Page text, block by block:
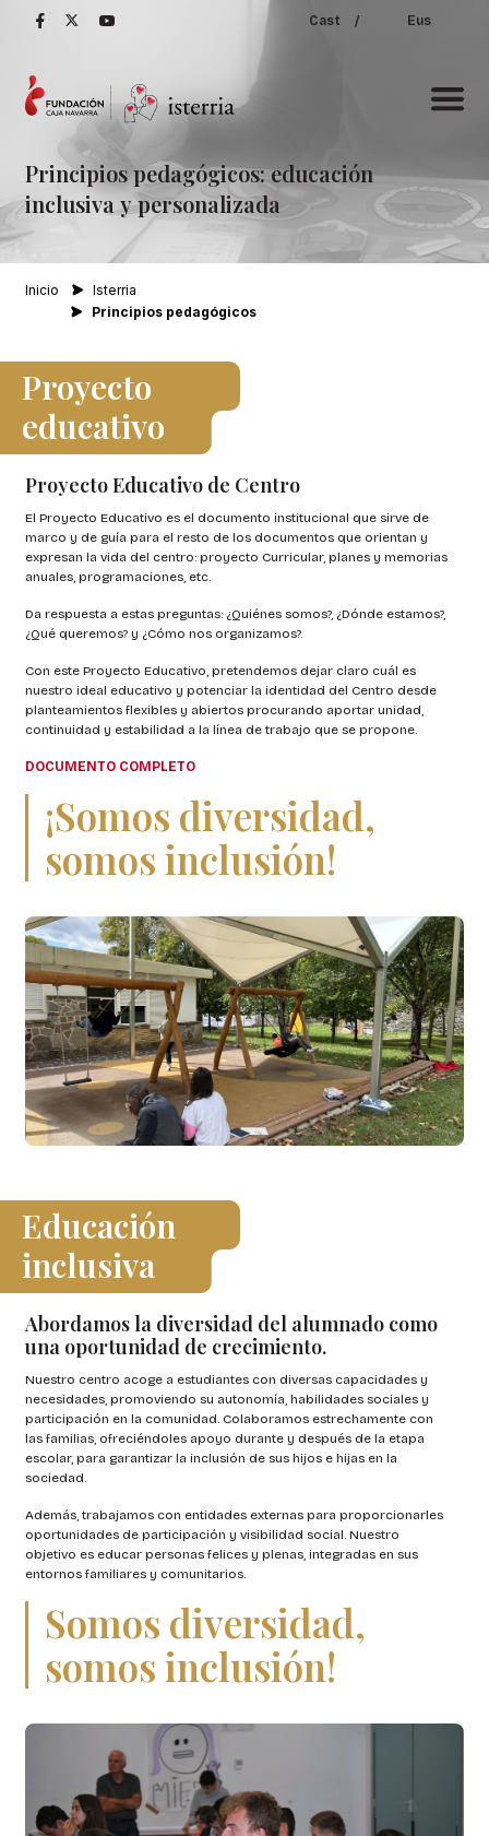
Cast / Eus
Principiospedagógicos:educación
inclusiva ypersonalizada
Inicio
Isterria
Principios pedagógicos
Proyecto
educativo
Proyecto Educativo de Centro
El Proyecto Educativo es el documento institucional que sirve de
marco y de guía para el resto de los documentos que orientan y
expresan la vida del centro: proyecto Curricular, planes y memorias
anuales, programaciones, etc.
Da respuesta a estas preguntas: ¿Quiénes somos?, ¿Dónde estamos?,
¿Qué queremos? y ¿Cómo nos organizamos?.
Con este Proyecto Educativo, pretendemos dejar claro cuál es
nuestro ideal educativo y potenciar la identidad del Centro desde
planteamientos flexibles y abiertos procurando aportar unidad,
continuidad y estabilidad a la línea de trabajo que se propone.
DOCUMENTO COMPLETO
¡Somos diversidad,
somos inclusión!
Educación
inclusiva
Abordamos la diversidad del alumnado como
una oportunidad de crecimiento.
Nuestro centro acoge a estudiantes con diversas capacidades y
necesidades, promoviendo su autonomía, habilidades sociales y
participación en la comunidad. Colaboramos estrechamente con
las familias, ofreciéndoles apoyo durante y después de la etapa
escolar, para garantizar la inclusión de sus hijos e hijas en la
sociedad.
Además, trabajamos con entidades externas para proporcionarles
oportunidades de participación y visibilidad social. Nuestro
objetivo es educar personas felices y plenas, integradas en sus
entornos familiares y comunitarios.
Somos diversidad,
somos inclusión!